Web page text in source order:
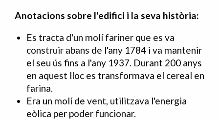
Anotacions sobre l'edifici i la seva història:
Es tracta d'un molí fariner que es va
construir abans de l'any 1784 i va mantenir
el seu ús fins a l'any 1937. Durant 200 anys
en aquest lloc es transformava el cereal en
farina.
Era un molí de vent, utilitzava l'energia
eòlica per poder funcionar.